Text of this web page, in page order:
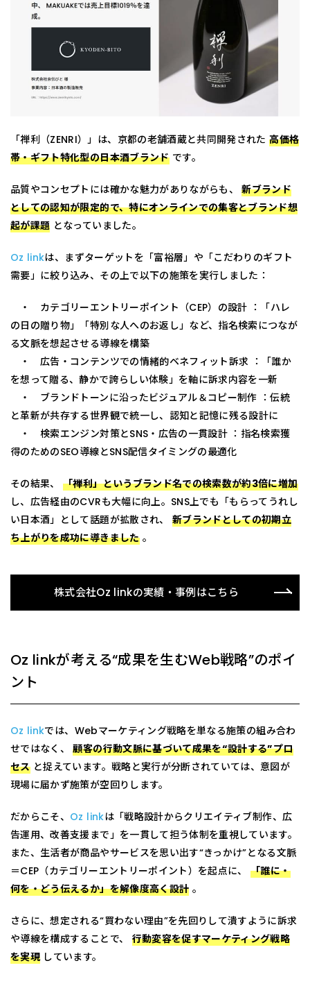
「禅利（ZENRI）」は、京都の老舗酒蔵と共同開発された高価格
帯・ギフト特化型の日本酒ブランドです。
品質やコンセプトには確かな魅力がありながらも、新ブランド
としての認知が限定的で、特にオンラインでの集客とブランド想
起が課題 となっていました。
Oz linkは、まずターゲットを「富裕層」や「こだわりのギフト
需要」に絞り込み、その上で以下の施策を実行しました：
・ カテゴリーエントリーポイント（CEP）の設計 ：「ハレ
の日の贈り物」「特別な人へのお返し」など、指名検索につなが
る文脈を想起させる導線を構築
・ 広告・コンテンツでの情緒的ベネフィット訴求 ：「誰か
を想って贈る、静かで誇らしい体験」を軸に訴求内容を一新
・ ブランドトーンに沿ったビジュアル＆コピー制作 ：伝統
と革新が共存する世界観で統一し、認知と記憶に残る設計に
・ 検索エンジン対策とSNS・広告の一貫設計 ：指名検索獲
得のためのSEO導線とSNS配信タイミングの最適化
その結果、「禅利」というブランド名での検索数が約3倍に増加
し、広告経由のCVRも大幅に向上。SNS上でも「もらってうれし
い日本酒」として話題が拡散され、 新ブランドとしての初期立
ち上がりを成功に導きました。
株式会社Oz linkの実績・事例はこちら
Oz linkが考える“成果を生むWeb戦略”のポイ
ント
Oz linkでは、Webマーケティング戦略を単なる施策の組み合わ
せではなく、顧客の行動文脈に基づいて成果を“設計する”プロ
セスと捉えています。戦略と実行が分断されていては、意図が
現場に届かず施策が空回りします。
だからこそ、 Oz linkは「戦略設計からクリエイティブ制作、広
告運用、改善支援まで」を一貫して担う体制を重視しています。
また、生活者が商品やサービスを思い出す“きっかけ”となる文脈
＝CEP（カテゴリーエントリーポイント）を起点に、「誰に・
何を・どう伝えるか」を解像度高く設計 。
さらに、想定される“買わない理由”を先回りして潰すように訴求
や導線を構成することで、 行動変容を促すマーケティング戦略
を実現 しています。